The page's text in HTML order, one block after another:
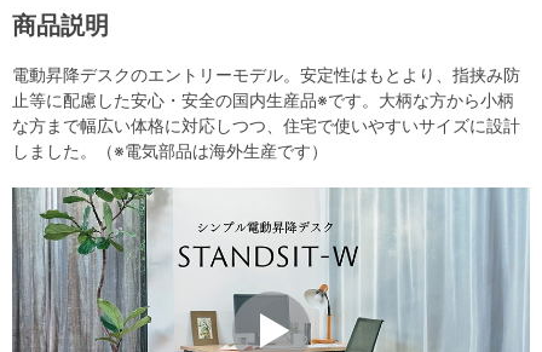
商品説明
電動昇降デスクのエントリーモデル。安定性はもとより、指挟み防
止等に配慮した安心・安全の国内生産品※です。大柄な方から小柄
な方まで幅広い体格に対応しつつ、住宅で使いやすいサイズに設計
しました。（※電気部品は海外生産です）